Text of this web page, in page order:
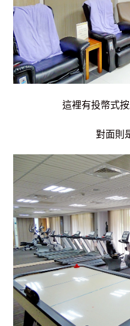
這裡有投幣式
對面則